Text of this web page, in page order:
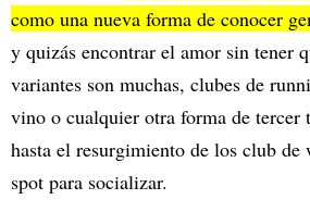
como una nueva forma de conocer
y quizás encontrar el amor sin tener
variantes son muchas, clubes de
vino o cualquier otra forma de
hasta el resurgimiento de los club de
spot para socializar.